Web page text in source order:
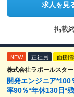
求人を見
掲載
NEW 正社員 面接
株式会社ラポールスター
開発エンジニア*100
率90％*年休130日*